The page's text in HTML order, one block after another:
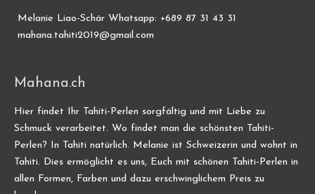
Melanie Liao-Schär Whatsapp: +689 87 31 43 31
mahana.tahiti2019@gmail.com
Mahana.ch
Hier findet Ihr Tahiti-Perlen sorgfältig und mit Liebe zu
Schmuck verarbeitet. Wo findet man die schönsten Tahiti-
Perlen? In Tahiti natürlich. Melanie ist Schweizerin und wohnt in
Tahiti. Dies ermöglicht es uns, Euch mit schönen Tahiti-Perlen in
allen Formen, Farben und dazu erschwinglichem Preis zu